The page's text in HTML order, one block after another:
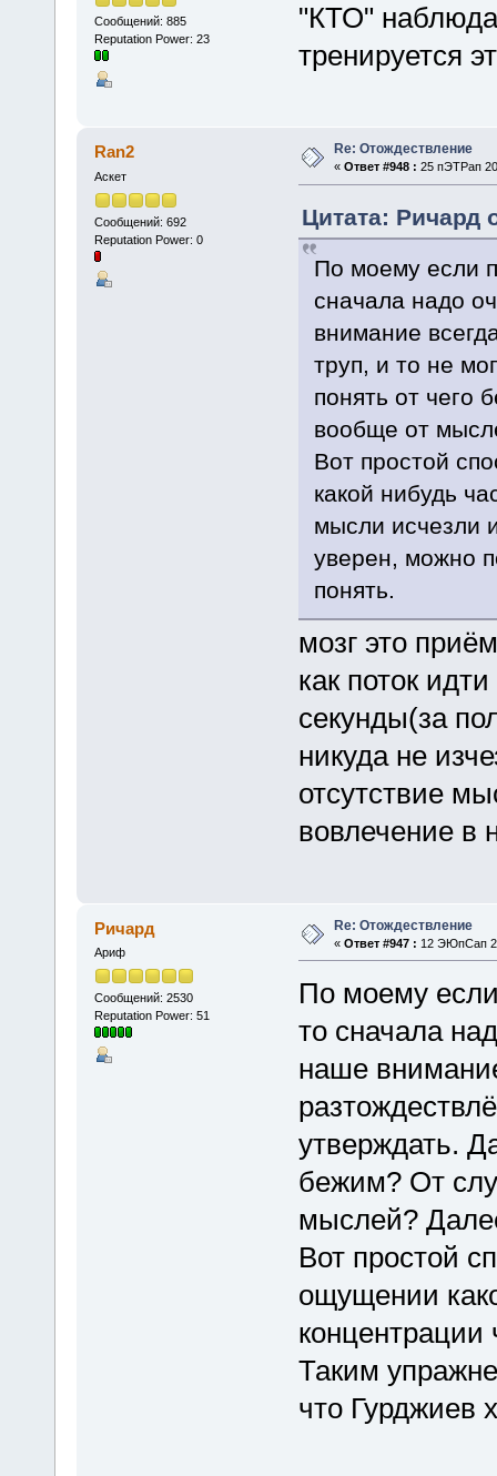
Сообщений: 885
Reputation Power: 23
"КТО"
тренируется
Ran2
Аскет
Сообщений: 692
Reputation Power: 0
Re: Отождествление
« Ответ #948 : 25 пЭТРап
Цитата: Ричард
По моему если
сначала надо
внимание
труп, и то не
понять от чего
вообще от
Вот простой
какой нибудь
мысли исчезли
уверен, можно
понять.
мозг это
как поток
секунды(за
никуда не
отсутствие
вовлечение в
Ричард
Ариф
Сообщений: 2530
Reputation Power: 51
Re: Отождествление
« Ответ #947 : 12 ЭЮпСап
По моему
то сначала
наше
утверждать.
бежим? От
мыслей?
Вот простой
ощущении
Таким
что Гурджиев